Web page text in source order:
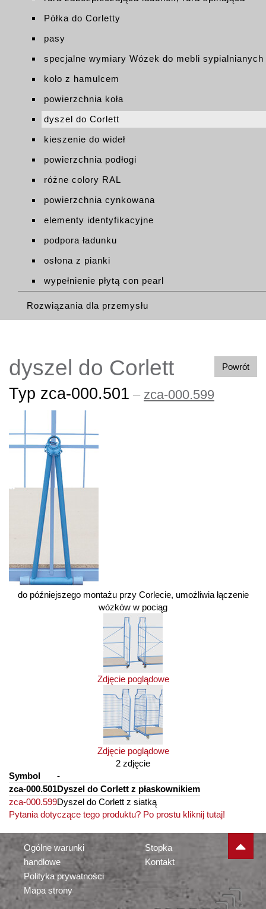
Półka do Corletty
pasy
specjalne wymiary Wózek do mebli sypialnianych
koło z hamulcem
powierzchnia koła
dyszel do Corlett
kieszenie do wideł
powierzchnia podłogi
różne colory RAL
powierzchnia cynkowana
elementy identyfikacyjne
podpora ładunku
osłona z pianki
wypełnienie płytą con pearl
Rozwiązania dla przemysłu
Powrót
dyszel do Corlett
Typ zca-000.501 – zca-000.599
do późniejszego montażu przy Corlecie, umożliwia łączenie
wózków w pociąg
Zdjęcie poglądowe
Zdjęcie poglądowe
2 zdjęcie
Symbol
-
zca-000.501Dyszel do Corlett z płaskownikiem
zca-000.599Dyszel do Corlett z siatką
Pytania dotyczące tego produktu? Po prostu kliknij tutaj!
Ogólne warunki
handlowe
Polityka prywatności
Mapa strony
Stopka
Kontakt